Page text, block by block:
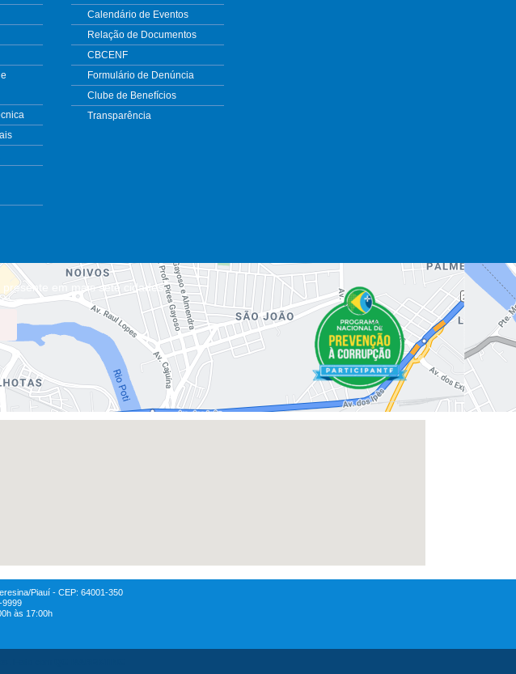
Calendário de Eventos
Relação de Documentos
CBCENF
Formulário de Denúncia
Clube de Benefícios
Transparência
em mais sete cidades.
Piauí - CEP: 64001-350
9999
às 17:00h